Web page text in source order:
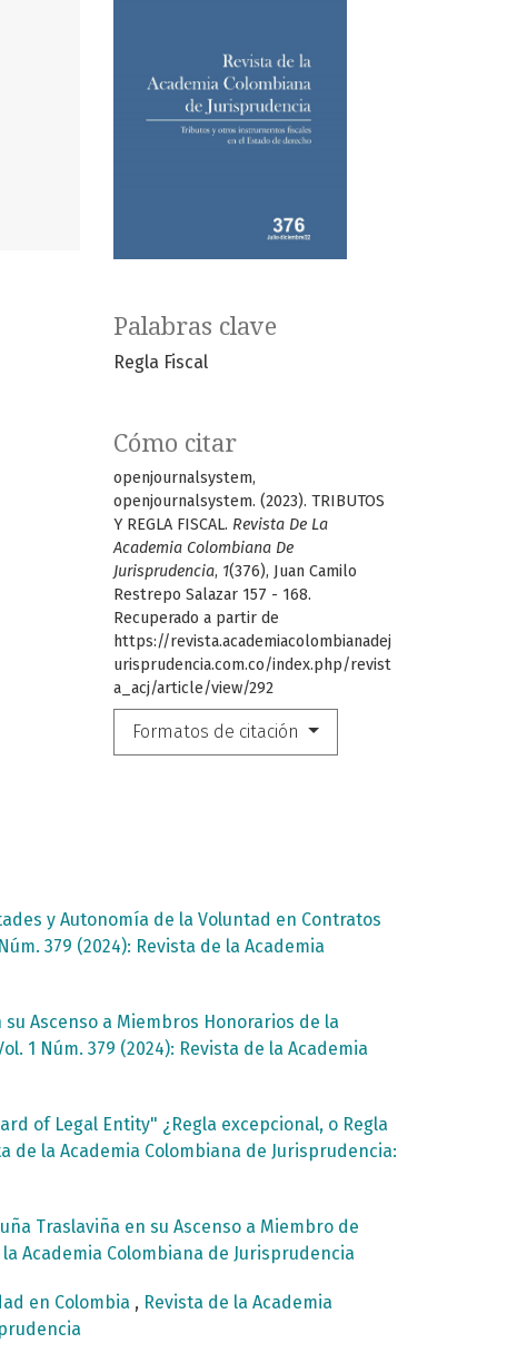
Palabras clave
Regla Fiscal
Cómo citar
openjournalsystem,
openjournalsystem. (2023). TRIBUTOS
Y REGLA FISCAL. Revista De La
Academia Colombiana De
Jurisprudencia, 1(376), Juan Camilo
Restrepo Salazar 157 - 168.
Recuperado a partir de
https://revista.academiacolombianadej
urisprudencia.com.co/index.php/revist
a_acj/article/view/292
Formatos de citación
y Autonomía de la Voluntad en Contratos
379 (2024): Revista de la Academia
Ascenso a Miembros Honorarios de la
1 Núm. 379 (2024): Revista de la Academia
of Legal Entity" ¿Regla excepcional, o Regla
de la Academia Colombiana de Jurisprudencia:
Traslaviña en su Ascenso a Miembro de
Academia Colombiana de Jurisprudencia
en Colombia , Revista de la Academia